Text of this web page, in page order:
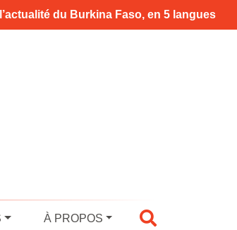
du Burkina Faso, en 5 langues
À PROPOS